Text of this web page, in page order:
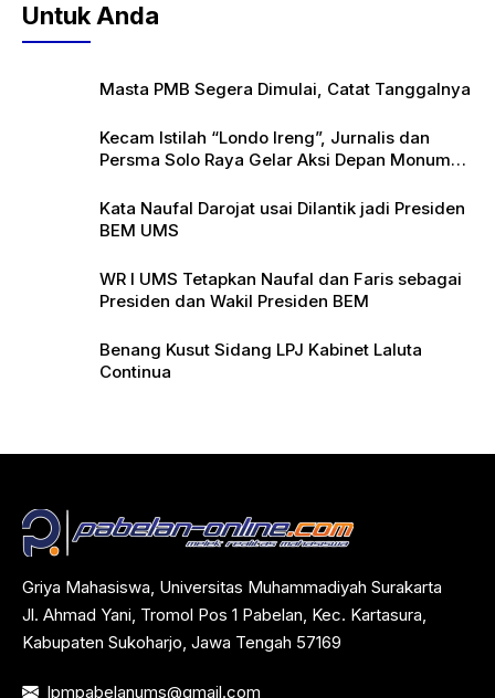
Untuk Anda
Masta PMB Segera Dimulai, Catat Tanggalnya
Kecam Istilah “Londo Ireng”, Jurnalis dan
Persma Solo Raya Gelar Aksi Depan Monumen
Kata Naufal Darojat usai Dilantik jadi Presiden
BEM UMS
WR I UMS Tetapkan Naufal dan Faris sebagai
Presiden dan Wakil Presiden BEM
Benang Kusut Sidang LPJ Kabinet Laluta
Continua
Griya Mahasiswa, Universitas Muhammadiyah Surakarta
Jl. Ahmad Yani, Tromol Pos 1 Pabelan, Kec. Kartasura,
Kabupaten Sukoharjo, Jawa Tengah 57169
lpmpabelanums@gmail.com